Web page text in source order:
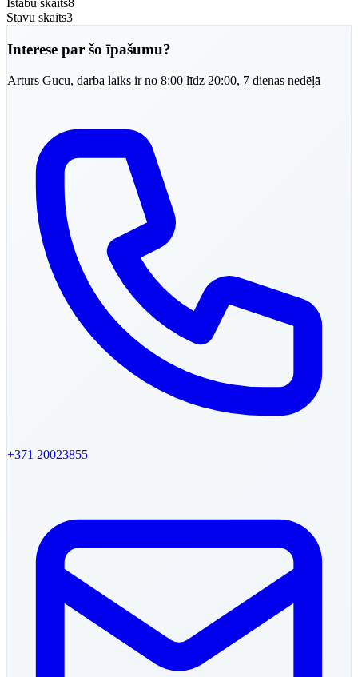
Istabu skaits8
Stāvu skaits3
Interese par šo īpašumu?
Arturs Gucu, darba laiks ir no 8:00 līdz 20:00, 7 dienas nedēļā
+371 20023855